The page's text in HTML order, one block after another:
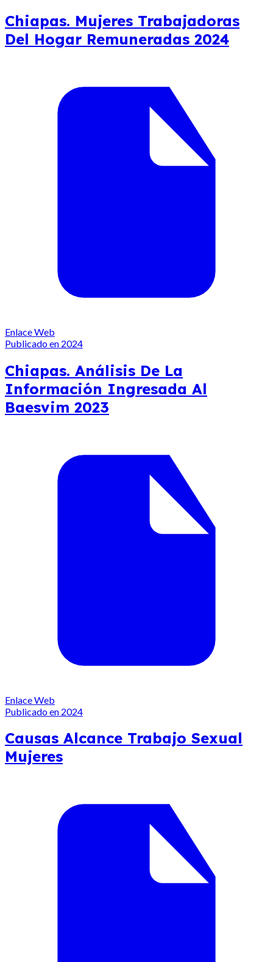
Chiapas. Mujeres Trabajadoras
Del Hogar Remuneradas 2024
Enlace Web
Publicado en 2024
Chiapas. Análisis De La
Información Ingresada Al
Baesvim 2023
Enlace Web
Publicado en 2024
Causas Alcance Trabajo Sexual
Mujeres